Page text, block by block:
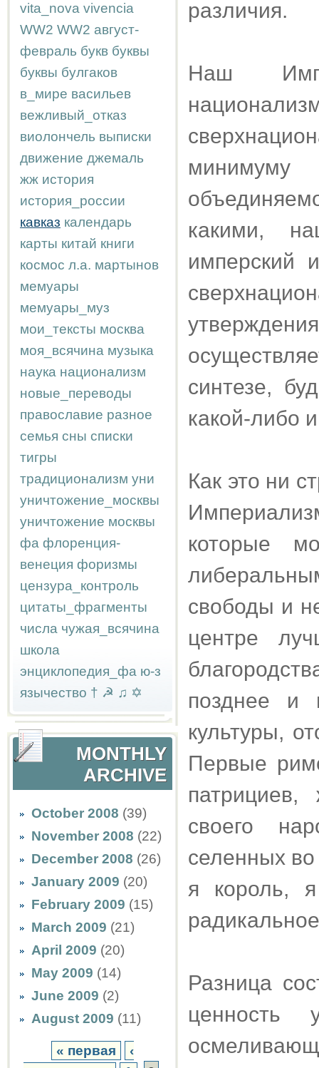
vita_nova vivencia
WW2 WW2 август-
февраль букв буквы
буквы булгаков
в_мире васильев
вежливый_отказ
виолончель выписки
движение джемаль
жж история
история_россии
кавказ календарь
карты китай книги
космос л.а. мартынов
мемуары
мемуары_муз
мои_тексты москва
моя_всячина музыка
наука национализм
новые_переводы
православие разное
семья сны списки
тигры
традиционализм уни
уничтожение_москвы
уничтожение москвы
фа флоренция-
венеция форизмы
цензура_контроль
цитаты_фрагменты
числа чужая_всячина
школа
энциклопедия_фа ю-з
язычество † ☭ ♫ ✡
MONTHLY
ARCHIVE
October 2008 (39)
November 2008 (22)
December 2008 (26)
January 2009 (20)
February 2009 (15)
March 2009 (21)
April 2009 (20)
May 2009 (14)
June 2009 (2)
August 2009 (11)
« первая
‹
различия.
Наш
минимуму
какими,
имперский
синтезе,
какой-либо
Как это ни
которые
свободы и
центре
позднее и
культуры,
Первые
своего
селенных
я король,
Разница
ценность